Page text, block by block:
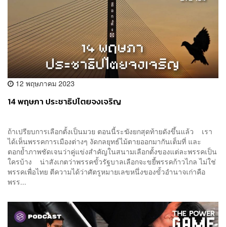
12 พฤษภาคม 2023
14 พฤษภา ประชาธิปไตยจงเจริญ
ถ้าเปรียบการเลือกตั้งเป็นมวย ตอนนี้ระฆังยกสุดท้ายดังขึ้นแล้ว เรา
ได้เห็นพรรคการเมืองต่างๆ งัดกลยุทธ์ไม้ตายออกมากันเต็มที่ และ
ตอกย้ำภาพชัดเจนว่าคู่แข่งสำคัญในสนามเลือกตั้งของแต่ละพรรคเป็น
ใครบ้าง น่าสังเกตว่าพรรคขั้วรัฐบาลเลือกจะขยี้พรรคก้าวไกล ไม่ใช่
พรรคเพื่อไทย ตีความได้ว่าศัตรูหมายเลขหนึ่งของขั้วอำนาจเก่าคือ
พรร...